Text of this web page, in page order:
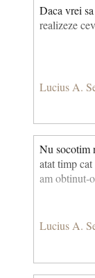
Daca vrei
realizeze
Lucius A.
Nu socotim
atat timp
am obtinut-
Lucius A.